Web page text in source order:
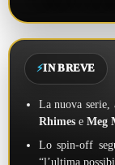
⚡IN BREVE
La nuova serie,
Rhimese Meg
Lo spin-off
“l’ultima